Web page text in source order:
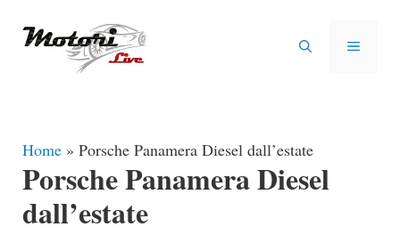
MENU
Home » Porsche Panamera Diesel dall’estate
Porsche Panamera Diesel
dall’estate